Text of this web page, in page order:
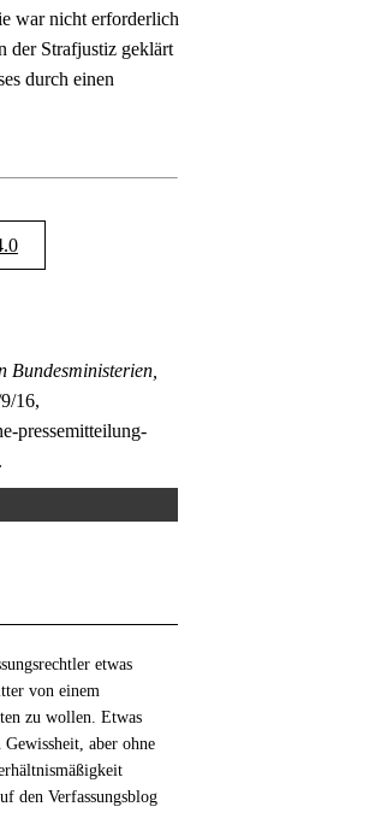
war nicht erforderlich
der Strafjustiz geklärt
durch einen
Bundesministerien,
16,
pressemitteilung-
etwas
von einem
zu wollen. Etwas
aber ohne
den Verfassungsblog